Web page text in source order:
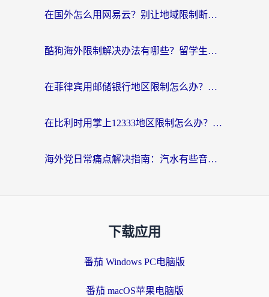
在国外怎么用网易云？别让地域限制断了你的中文歌单——附听书社交定位解决方案
酷狗海外限制解决办法有哪些？留学生亲测有效的回国加速指南
在菲律宾用邮储银行地区限制怎么办？海外华人必看的回国加速解决方案
在比利时用掌上12333地区限制怎么办？海外华人亲测有效的回国加速方案
海外党日常痛点解决指南：汽水有些音乐在国外无法播放怎么办？
下载应用
番茄 Windows PC电脑版
番茄 macOS苹果电脑版